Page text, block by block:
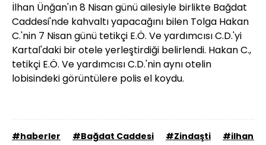
İlhan Ünğan'ın 8 Nisan günü ailesiyle birlikte Bağdat
Caddesi'nde kahvaltı yapacağını bilen Tolga Hakan
C.'nin 7 Nisan günü tetikçi E.Ö. Ve yardımcısı C.D.'yi
Kartal'daki bir otele yerleştirdiği belirlendi. Hakan C.,
tetikçi E.Ö. Ve yardımcısı C.D.'nin aynı otelin
lobisindeki görüntülere polis el koydu.
#haberler #Bağdat Caddesi #Zindaşti #ilhan